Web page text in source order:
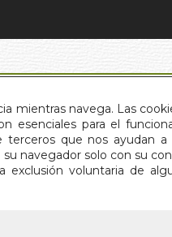
mientras navega. Las
esenciales para el
que nos ayudan
navegador solo con su
voluntaria de
SOMOS